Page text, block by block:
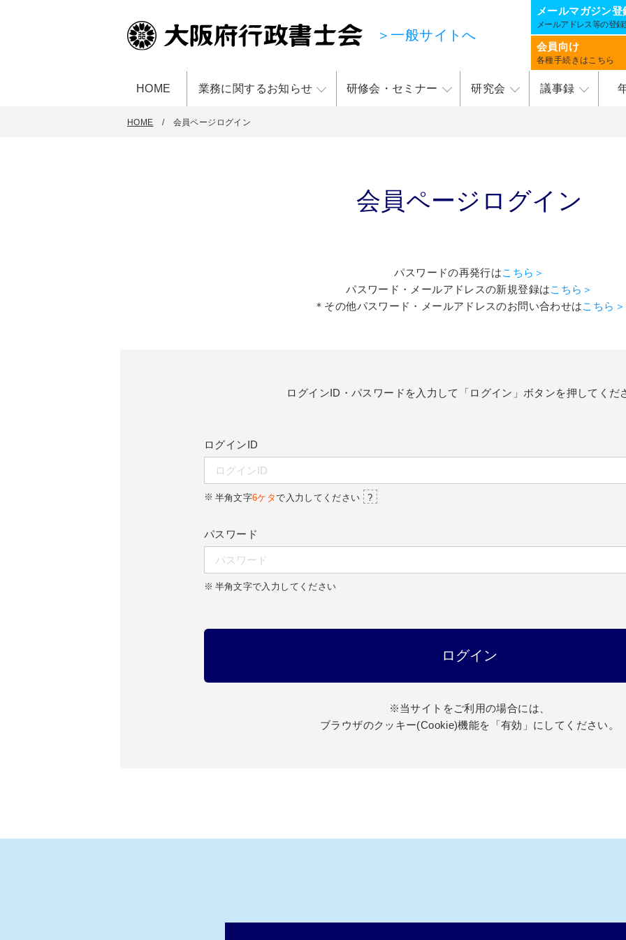
＞一般サイトへ
メールマガジン登
メールアドレス等の登
会員向け
各種手続きはこちら
HOME 業務に関するお知らせ 研修会・セミナー 研究会 議事録
HOME 会員ページログイン
会員ページログイン
パスワードの再発行はこちら＞
パスワード・メールアドレスの新規登録はこちら＞
＊その他パスワード・メールアドレスのお問い合わせはこちら＞
ログインID・パスワードを入力して「ログイン」ボタンを押してくだ
ログインID
半角文字6ケタで入力してください ?
パスワード
半角文字で入力してください
※当サイトをご利用の場合には、
ブラウザのクッキー(Cookie)機能を「有効」にしてください。